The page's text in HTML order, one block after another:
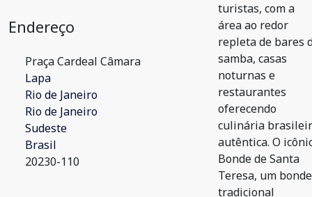
Endereço
Praça Cardeal Câmara
Lapa
Rio de Janeiro
Rio de Janeiro
Sudeste
Brasil
20230-110
turistas, com a
área ao redor
repleta de bares
samba, casas
noturnas e
restaurantes
oferecendo
culinária
autêntica. O
Bonde de Santa
Teresa, um bonde
tradicional